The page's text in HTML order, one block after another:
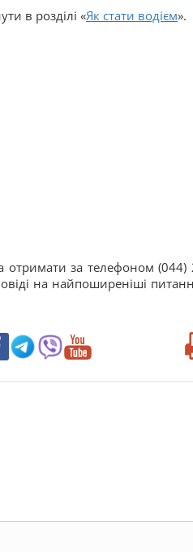
в розділі «Як стати водієм».
отримати за телефоном (044)
на найпоширеніші